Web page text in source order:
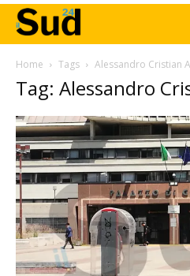
Home Tags Alessandro Cristian
Tag: Alessandro